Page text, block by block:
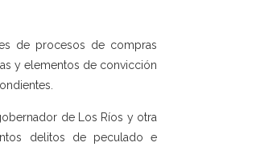
de procesos de compras
y elementos de convicción
de Los Ríos y otra
delitos de peculado e